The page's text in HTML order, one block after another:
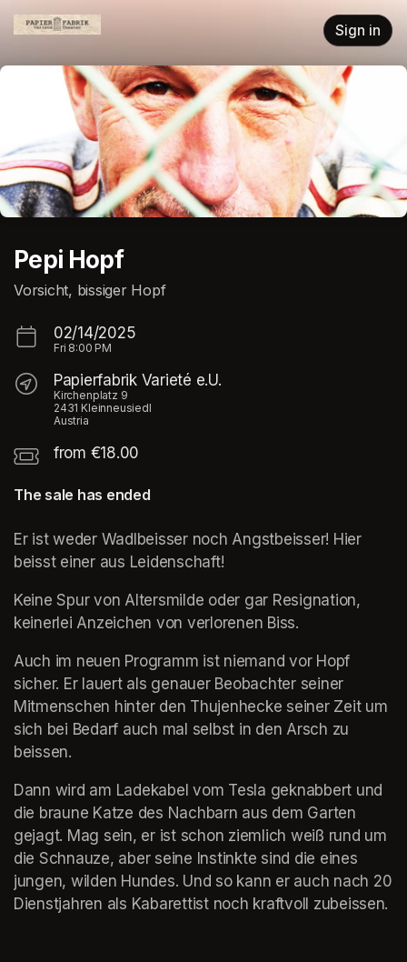
Skip header
Sign in
Pepi Hopf
Vorsicht, bissiger Hopf
02/14/2025
Fri 8:00 PM
Papierfabrik Varieté e.U.
Kirchenplatz 9
2431 Kleinneusiedl
Austria
from €18.00
The sale has ended
Er ist weder Wadlbeisser noch Angstbeisser! Hier
beisst einer aus Leidenschaft!
Keine Spur von Altersmilde oder gar Resignation,
keinerlei Anzeichen von verlorenen Biss.
Auch im neuen Programm ist niemand vor Hopf
sicher. Er lauert als genauer Beobachter seiner
Mitmenschen hinter den Thujenhecke seiner Zeit um
sich bei Bedarf auch mal selbst in den Arsch zu
beissen.
Dann wird am Ladekabel vom Tesla geknabbert und
die braune Katze des Nachbarn aus dem Garten
gejagt. Mag sein, er ist schon ziemlich weiß rund um
die Schnauze, aber seine Instinkte sind die eines
jungen, wilden Hundes. Und so kann er auch nach 20
Dienstjahren als Kabarettist noch kraftvoll zubeissen.